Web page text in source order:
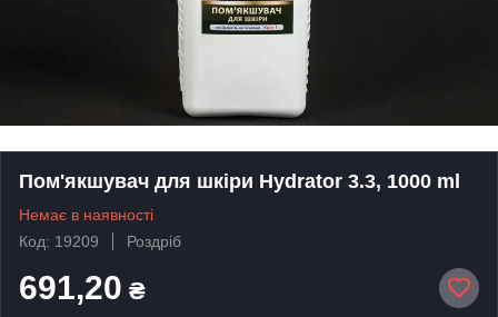
Пом'якшувач для шкіри Hydrator 3.3, 1000 ml
Немає в наявності
Код: 19209
Роздріб
691,20 ₴